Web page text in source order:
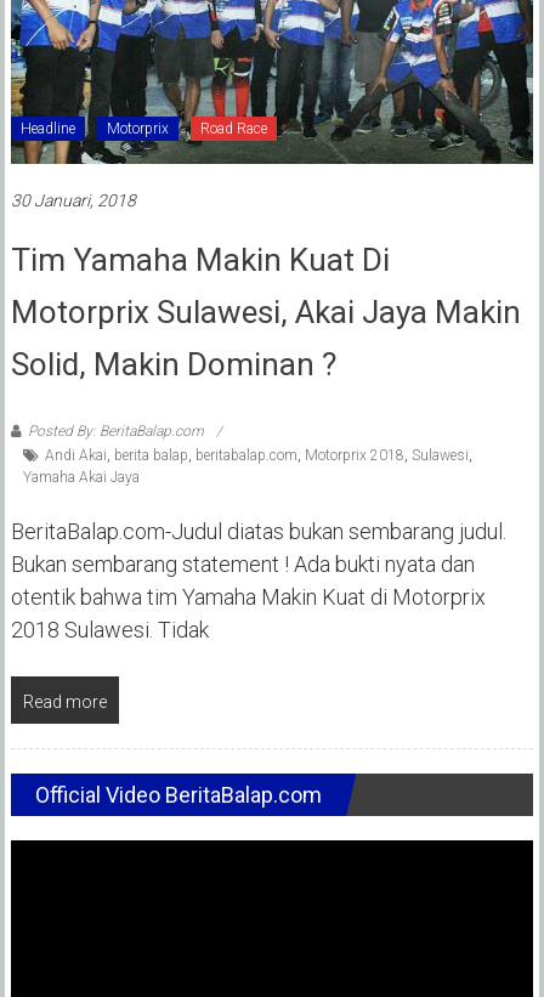
Headline Motorprix Road Race
30 Januari, 2018
Tim Yamaha Makin Kuat Di
Motorprix Sulawesi, Akai Jaya Makin
Solid, Makin Dominan ?
Posted By: BeritaBalap.com
Andi Akai berita balap beritabalap.com Motorprix 2018 Sulawesi
Yamaha Akai Jaya
BeritaBalap.com-Judul diatas bukan sembarang judul.
Bukan sembarang statement ! Ada bukti nyata dan
otentik bahwa tim Yamaha Makin Kuat di Motorprix
2018 Sulawesi. Tidak
Read more
Official Video BeritaBalap.com